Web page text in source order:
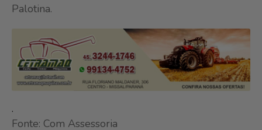
Palotina.
.
Fonte: Com Assessoria